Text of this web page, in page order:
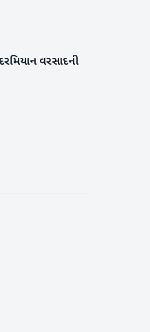
વરસાદની